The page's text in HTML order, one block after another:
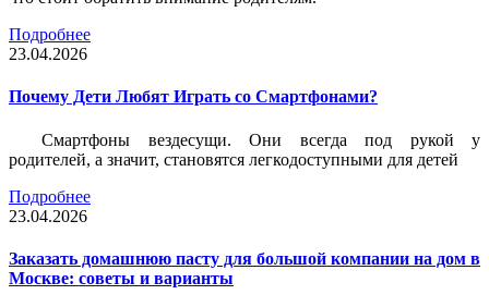
Подробнее
23.04.2026
Почему Дети Любят Играть со Смартфонами?
Смартфоны вездесущи. Они всегда под рукой у
родителей, а значит, становятся легкодоступными для детей
Подробнее
23.04.2026
Заказать домашнюю пасту для большой компании на дом в
Москве: советы и варианты